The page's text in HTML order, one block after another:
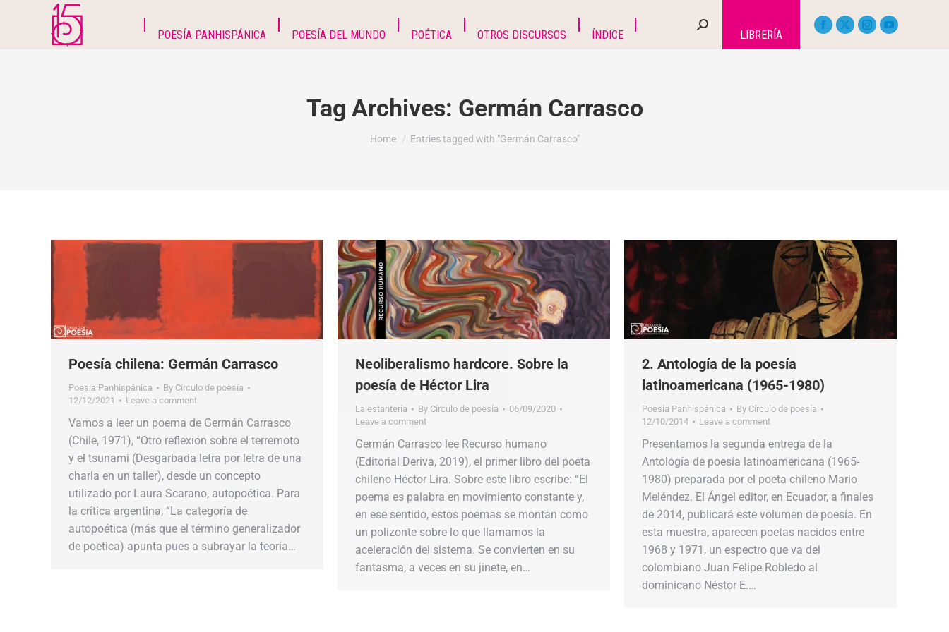
POESÍA PANHISPÁNICA POESÍA DEL MUNDO POÉTICA OTROS DISCURSOS ÍNDICE LIBRERÍA
Tag Archives: Germán Carrasco
You are here:
Home Entries tagged with "Germán Carrasco"
Poesía chilena: Germán Carrasco
Poesía Panhispánica By Círculo de poesía
12/12/2021
Leave a comment
Vamos a leer un poema de Germán Carrasco
(Chile, 1971), “Otro reflexión sobre el terremoto
y el tsunami (Desgarbada letra por letra de una
charla en un taller), desde un concepto
utilizado por Laura Scarano, autopoética. Para
la crítica argentina, “La categoría de
autopoética (más que el término generalizador
de poética) apunta pues a subrayar la teoría…
Neoliberalismo hardcore. Sobre la
poesía de Héctor Lira
La estantería By Círculo de poesía
06/09/2020
Leave a comment
Germán Carrasco lee Recurso humano
(Editorial Deriva, 2019), el primer libro del poeta
chileno Héctor Lira. Sobre este libro escribe: “El
poema es palabra en movimiento constante y,
en ese sentido, estos poemas se montan como
un polizonte sobre lo que llamamos la
aceleración del sistema. Se convierten en su
fantasma, a veces en su jinete, en…
2. Antología de la poesía
latinoamericana (1965-1980)
Poesía Panhispánica By Círculo de poesía
12/10/2014
Leave a comment
Presentamos la segunda entrega de la
Antología de poesía latinoamericana (1965-
1980) preparada por el poeta chileno Mario
Meléndez. El Ángel editor, en Ecuador, a finales
de 2014, publicará este volumen de poesía. En
esta muestra, aparecen poetas nacidos entre
1968 y 1971, un espectro que va del
colombiano Juan Felipe Robledo al
dominicano Néstor E.…